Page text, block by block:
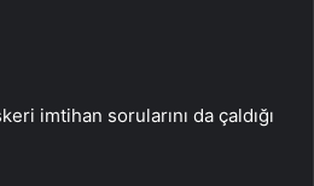
imtihan sorularını da çaldığı